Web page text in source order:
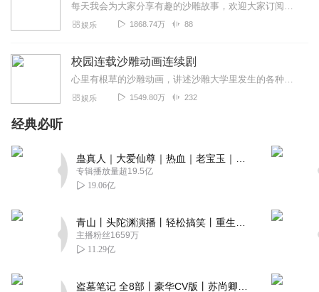
每天我会为大家分享有趣的沙雕故事，欢迎大家订阅关注！也谢谢大家收听！
娱乐 1868.74万 88
校园连载沙雕动画连续剧
心里有根草的沙雕动画，讲述沙雕大学里发生的各种趣事，经常考试作弊的小红小蓝又有什么新的作弊方法，老师又是如何与他们斗智斗勇，小卖部的奸商强哥又被宿舍四大恶人集体...
娱乐 1549.80万 232
经典必听
专辑播放量超19.5亿
19.06亿
主播粉丝1659万
11.29亿